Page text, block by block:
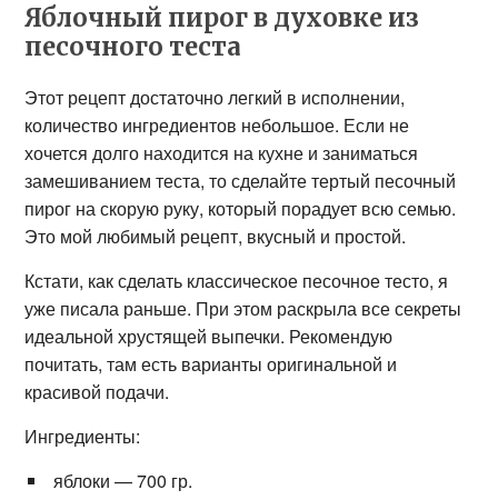
Яблочный пирог в духовке из
песочного теста
Этот рецепт достаточно легкий в исполнении,
количество ингредиентов небольшое. Если не
хочется долго находится на кухне и заниматься
замешиванием теста, то сделайте тертый песочный
пирог на скорую руку, который порадует всю семью.
Это мой любимый рецепт, вкусный и простой.
Кстати, как сделать классическое песочное тесто, я
уже писала раньше. При этом раскрыла все секреты
идеальной хрустящей выпечки. Рекомендую
почитать, там есть варианты оригинальной и
красивой подачи.
Ингредиенты:
яблоки — 700 гр.